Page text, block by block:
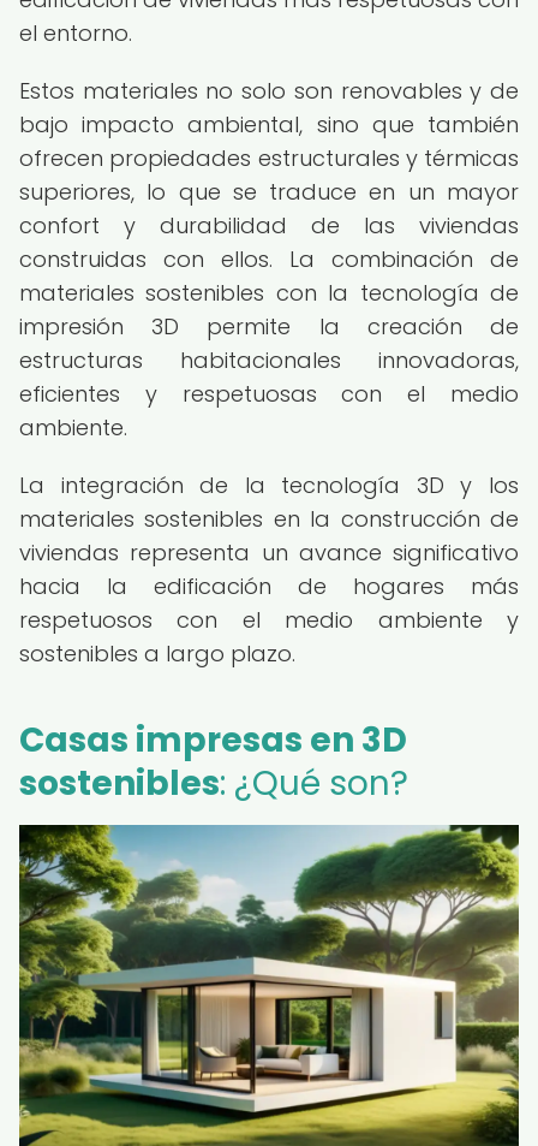
el entorno.
Estos materiales no solo son renovables y de
bajo impacto ambiental, sino que también
ofrecen propiedades estructurales y térmicas
superiores, lo que se traduce en un mayor
confort y durabilidad de las viviendas
construidas con ellos. La combinación de
materiales sostenibles con la tecnología de
impresión 3D permite la creación de
estructuras habitacionales innovadoras,
eficientes y respetuosas con el medio
ambiente.
La integración de la tecnología 3D y los
materiales sostenibles en la construcción de
viviendas representa un avance significativo
hacia la edificación de hogares más
respetuosos con el medio ambiente y
sostenibles a largo plazo.
Casas impresas en 3D
sostenibles: ¿Qué son?